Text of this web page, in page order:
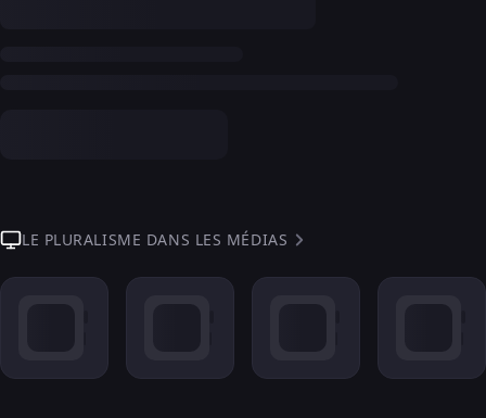
LE PLURALISME DANS LES MÉDIAS